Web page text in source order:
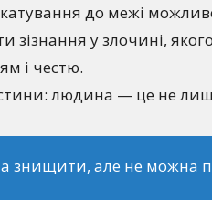
до межі
зізнання у злочині,
і честю.
людина — це не
знищити, але не можна